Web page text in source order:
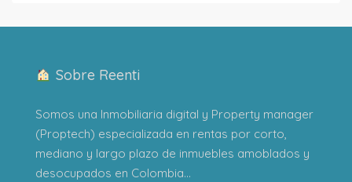
Sobre Reenti
Somos una Inmobiliaria digital y Property manager
(Proptech) especializada en rentas por corto,
mediano y largo plazo de inmuebles amoblados y
desocupados en Colombia...